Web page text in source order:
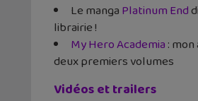
Le mangaPlatinum End
librairie !
My Hero Academia:
deux premiers volumes
Vidéos et trailers